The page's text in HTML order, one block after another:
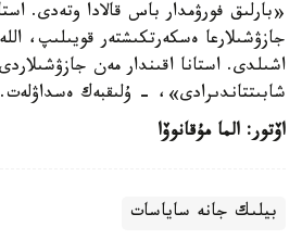
«بارلىق فورۋمدار باس قالادا وتەدى.
جازۋشىلارعا ەسكەرتكىشتەر قويىلىپ،
اشىلدى. استانا اقىندار مەن
شابىتتاندىرادى»، - ۇلىقبەك ەسداۋلەت.
اۆتور: الما مۇقانوۆا
بيلىك جانە ساياسات